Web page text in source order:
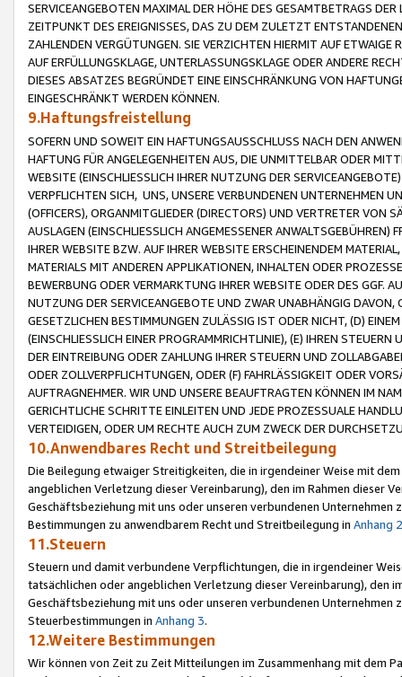
SERVICEANGEBOTEN MAXIMAL DER HÖHE DES GESAMTBETRAGS
ZEITPUNKT DES EREIGNISSES, DAS ZU DEM ZULETZT
ZAHLENDEN VERGÜTUNGEN. SIE VERZICHTEN HIERMIT AUF
AUF ERFÜLLUNGSKLAGE, UNTERLASSUNGSKLAGE ODER ANDERE
DIESES ABSATZES BEGRÜNDET EINE EINSCHRÄNKUNG VON
EINGESCHRÄNKT WERDEN KÖNNEN.
9.Haftungsfreistellung
SOFERN UND SOWEIT EIN HAFTUNGSAUSSCHLUSS NACH DEN
HAFTUNG FÜR ANGELEGENHEITEN AUS, DIE UNMITTELBAR ODER
WEBSITE (EINSCHLIESSLICH IHRER NUTZUNG DER
VERPFLICHTEN SICH, UNS, UNSERE VERBUNDENEN UNTERNEHMEN
(OFFICERS), ORGANMITGLIEDER (DIRECTORS) UND VERTRETER VON
AUSLAGEN (EINSCHLIESSLICH ANGEMESSENER
IHRER WEBSITE BZW. AUF IHRER WEBSITE ERSCHEINENDEM
MATERIALS MIT ANDEREN APPLIKATIONEN, INHALTEN ODER
BEWERBUNG ODER VERMARKTUNG IHRER WEBSITE ODER DES GGF.
NUTZUNG DER SERVICEANGEBOTE UND ZWAR UNABHÄNGIG
GESETZLICHEN BESTIMMUNGEN ZULÄSSIG IST ODER NICHT, (D)
(EINSCHLIESSLICH EINER PROGRAMMRICHTLINIE), (E) IHREN
DER EINTREIBUNG ODER ZAHLUNG IHRER STEUERN UND
ODER ZOLLVERPFLICHTUNGEN, ODER (F) FAHRLÄSSIGKEIT ODER
AUFTRAGNEHMER. WIR UND UNSERE BEAUFTRAGTEN KÖNNEN IM
GERICHTLICHE SCHRITTE EINLEITEN UND JEDE PROZESSUALE
VERTEIDIGEN, ODER UM RECHTE AUCH ZUM ZWECK DER
10.Anwendbares Recht und Streitbeilegung
Die Beilegung etwaiger Streitigkeiten, die in irgendeiner Weise mit
angeblichen Verletzung dieser Vereinbarung), den im Rahmen dieser
Geschäftsbeziehung mit uns oder unseren verbundenen
Bestimmungen zu anwendbarem Recht und Streitbeilegung in Anhang 2
11.Steuern
Steuern und damit verbundene Verpflichtungen, die in irgendeiner
tatsächlichen oder angeblichen Verletzung dieser Vereinbarung), den
Geschäftsbeziehung mit uns oder unseren verbundenen
Steuerbestimmungen in Anhang 3.
12.Weitere Bestimmungen
Wir können von Zeit zu Zeit Mitteilungen im Zusammenhang mit dem